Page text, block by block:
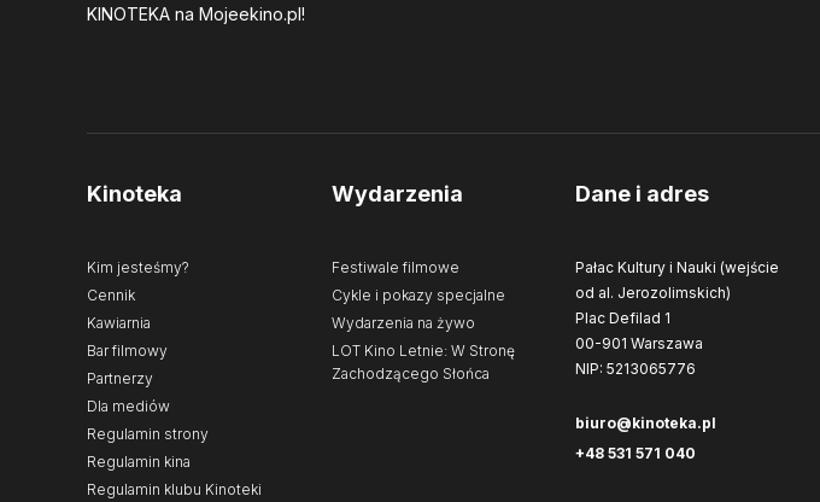
KINOTEKA na Mojeekino.pl!
Kinoteka
Kim jesteśmy?
Cennik
Kawiarnia
Bar filmowy
Partnerzy
Dla mediów
Regulamin strony
Regulamin kina
Regulamin klubu Kinoteki
Wydarzenia
Festiwale filmowe
Cykle i pokazy specjalne
Wydarzenia na żywo
LOT Kino Letnie: W Stronę
Zachodzącego Słońca
Dane i adres
Pałac Kultury i Nauki (wejście
od al. Jerozolimskich)
Plac Defilad 1
00-901 Warszawa
NIP: 5213065776
biuro@kinoteka.pl
+48 531 571 040